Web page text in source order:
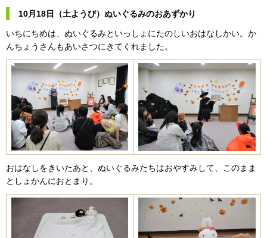
10月18日（土ようび）ぬいぐるみのおあずかり
いちにちめは、ぬいぐるみといっしょにたのしいおはなしかい。か
んちょうさんもあいさつにきてくれました。
おはなしをきいたあと、ぬいぐるみたちはおやすみして、このまま
としょかんにおとまり。